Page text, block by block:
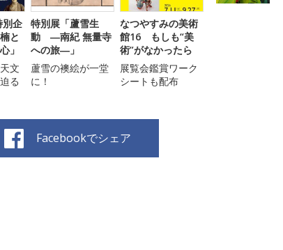
別企
と
」
文
る
特別展「蘆雪生
動 ―南紀 無量寺
への旅―」
蘆雪の襖絵が一堂
に！
なつやすみの美術
館16 もしも“美
術”がなかったら
展覧会鑑賞ワーク
シートも配布
Facebookでシェア